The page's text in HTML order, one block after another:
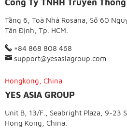
Công Ty TNHH Truyền Thông
Tầng 6, Toà Nhà Rosana, Số 60
Tân Định, Tp. HCM.
+84 868 808 468
support@yesasiagroup.com
Hongkong, China
YES ASIA GROUP
Unit B, 13/F., Seabright Plaza, 9-23
Hong Kong, China.